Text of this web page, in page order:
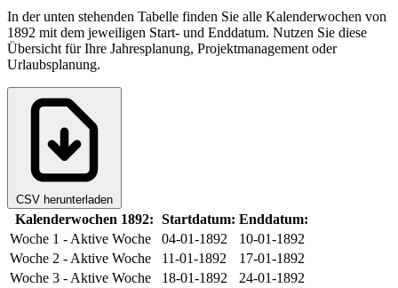
In der unten stehenden Tabelle finden Sie alle Kalenderwochen von
1892 mit dem jeweiligen Start- und Enddatum. Nutzen Sie diese
Übersicht für Ihre Jahresplanung, Projektmanagement oder
Urlaubsplanung.
CSV herunterladen
Kalenderwochen 1892: Startdatum: Enddatum:
Woche 1 - Aktive Woche 04-01-1892
10-01-1892
Woche 2 - Aktive Woche 11-01-1892
17-01-1892
Woche 3 - Aktive Woche 18-01-1892
24-01-1892